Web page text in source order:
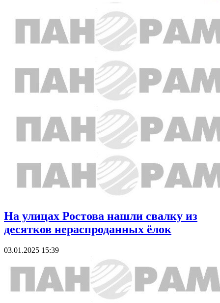
На улицах Ростова нашли свалку из
десятков нераспроданных ёлок
03.01.2025 15:39